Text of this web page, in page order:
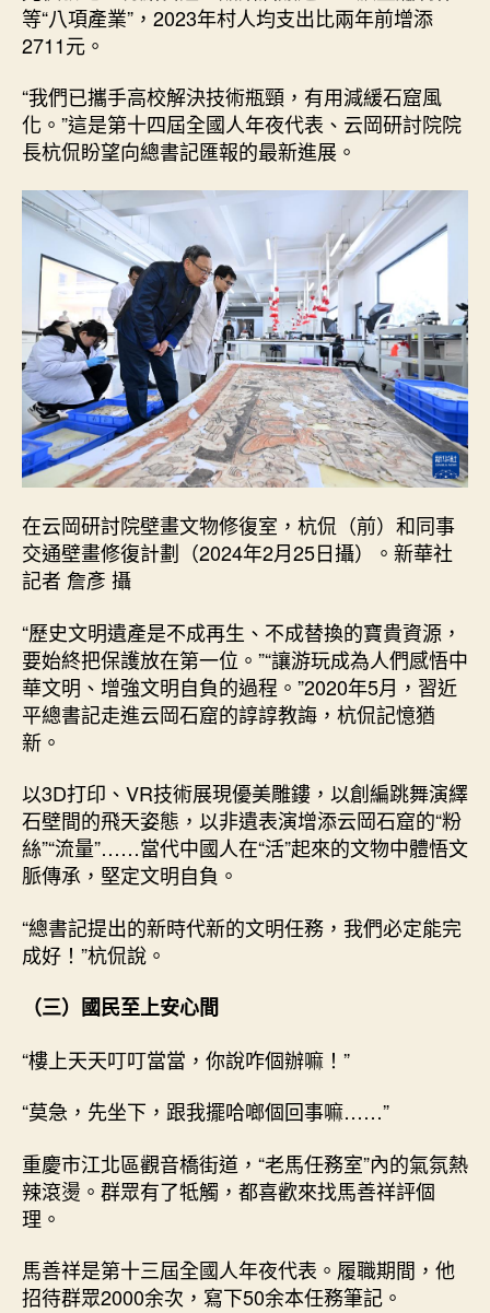
等“八項產業”，2023年村人均支出比兩年前增添
2711元。
“我們已攜手高校解決技術瓶頸，有用減緩石窟風
化。”這是第十四屆全國人年夜代表、云岡研討院院
長杭侃盼望向總書記匯報的最新進展。
在云岡研討院壁畫文物修復室，杭侃（前）和同事
交通壁畫修復計劃（2024年2月25日攝）。新華社
記者 詹彥 攝
“歷史文明遺產是不成再生、不成替換的寶貴資源，
要始終把保護放在第一位。”“讓游玩成為人們感悟中
華文明、增強文明自負的過程。”2020年5月，習近
平總書記走進云岡石窟的諄諄教誨，杭侃記憶猶
新。
以3D打印、VR技術展現優美雕鏤，以創編跳舞演繹
石壁間的飛天姿態，以非遺表演增添云岡石窟的“粉
絲”“流量”……當代中國人在“活”起來的文物中體悟文
脈傳承，堅定文明自負。
“總書記提出的新時代新的文明任務，我們必定能完
成好！”杭侃說。
（三）國民至上安心間
“樓上天天叮叮當當，你說咋個辦嘛！”
“莫急，先坐下，跟我擺哈啷個回事嘛……”
重慶市江北區觀音橋街道，“老馬任務室”內的氣氛熱
辣滾燙。群眾有了牴觸，都喜歡來找馬善祥評個
理。
馬善祥是第十三屆全國人年夜代表。履職期間，他
招待群眾2000余次，寫下50余本任務筆記。